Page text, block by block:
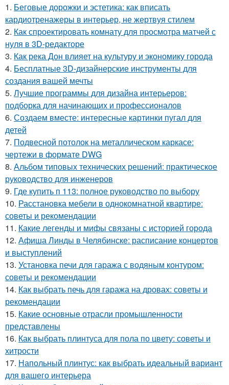
1. Беговые дорожки и эстетика: как вписать
кардиотренажеры в интерьер, не жертвуя стилем
2. Как спроектировать комнату для просмотра матчей с
нуля в 3D-редакторе
3. Как река Дон влияет на культуру и экономику города
4. Бесплатные 3D-дизайнерские инструменты для
создания вашей мечты
5. Лучшие программы для дизайна интерьеров:
подборка для начинающих и профессионалов
6. Создаем вместе: интересные картинки пугал для
детей
7. Подвесной потолок на металлическом каркасе:
чертежи в формате DWG
8. Альбом типовых технических решений: практическое
руководство для инженеров
9. Где купить п 113: полное руководство по выбору
10. Расстановка мебели в однокомнатной квартире:
советы и рекомендации
11. Какие легенды и мифы связаны с историей города
12. Афиша Линды в Челябинске: расписание концертов
и выступлений
13. Установка печи для гаража с водяным контуром:
советы и рекомендации
14. Как выбрать печь для гаража на дровах: советы и
рекомендации
15. Какие основные отрасли промышленности
представлены
16. Как выбрать плинтуса для пола по цвету: советы и
хитрости
17. Напольный плинтус: как выбрать идеальный вариант
для вашего интерьера